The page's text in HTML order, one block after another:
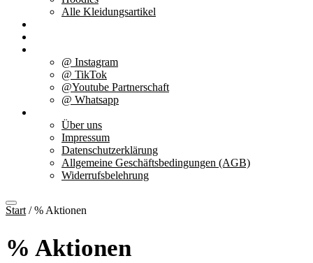
Alle Kleidungsartikel
@ Instagram
@ TikTok
@Youtube Partnerschaft
@ Whatsapp
Über uns
Impressum
Datenschutzerklärung
Allgemeine Geschäftsbedingungen (AGB)
Widerrufsbelehrung
Start / % Aktionen
% Aktionen